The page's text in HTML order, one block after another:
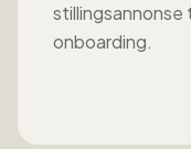
stillingsannonse
onboarding.